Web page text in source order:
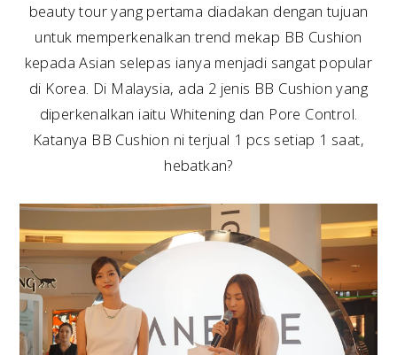
beauty tour yang pertama diadakan dengan tujuan
untuk memperkenalkan trend mekap BB Cushion
kepada Asian selepas ianya menjadi sangat popular
di Korea. Di Malaysia, ada 2 jenis BB Cushion yang
diperkenalkan iaitu Whitening dan Pore Control.
Katanya BB Cushion ni terjual 1 pcs setiap 1 saat,
hebatkan?